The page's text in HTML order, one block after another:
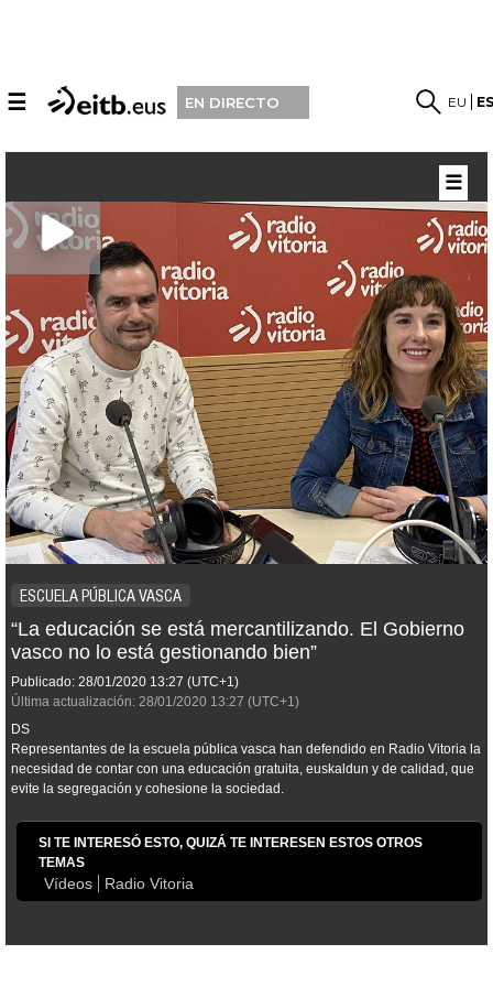
☰ EN DIRECTO EU
ESCUELA PÚBLICA VASCA
“La educación se está mercantilizando. El Gobierno
vasco no lo está gestionando bien”
Publicado: 28/01/2020 13:27 (UTC+1)
Última actualización: 28/01/2020 13:27 (UTC+1)
DS
Representantes de la escuela pública vasca han defendido en Radio Vitoria la
necesidad de contar con una educación gratuita, euskaldun y de calidad, que
evite la segregación y cohesione la sociedad.
SI TE INTERESÓ ESTO, QUIZÁ TE INTERESEN ESTOS OTROS
TEMAS
Vídeos Radio Vitoria
☰